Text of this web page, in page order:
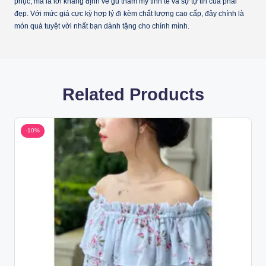
đẹp. Với mức giá cực kỳ hợp lý đi kèm chất lượng cao cấp, đây chính là
món quà tuyệt vời nhất bạn dành tặng cho chính mình.
Related Products
-10%